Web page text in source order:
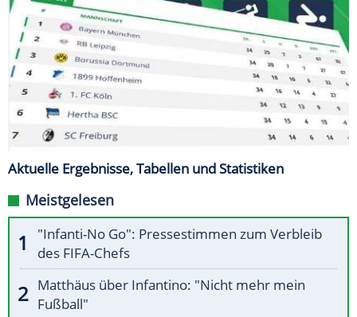
Aktuelle Ergebnisse, Tabellen und Statistiken
Meistgelesen
"Infanti-No Go": Pressestimmen zum Verbleib
des FIFA-Chefs
Matthäus über Infantino: "Nicht mehr mein
Fußball"